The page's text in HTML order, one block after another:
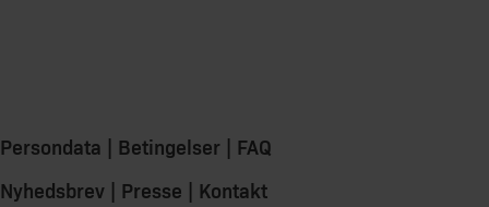
Persondata Betingelser FAQ
Nyhedsbrev Presse Kontakt